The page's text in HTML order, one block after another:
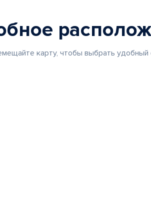
карту, чтобы выбрать